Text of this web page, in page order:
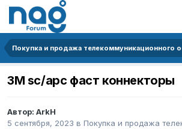
3M sc/apc фаст коннекторы
Автор: ArkH
5 сентября, 2023 в Покупка и продажа